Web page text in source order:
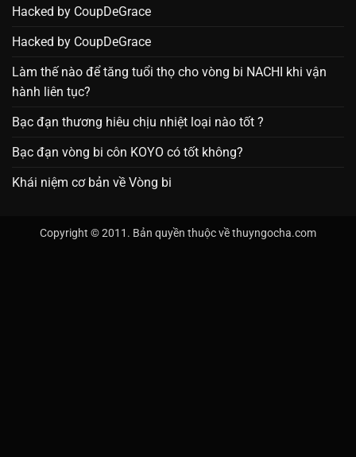
Hacked by CoupDeGrace
Hacked by CoupDeGrace
Làm thế nào để tăng tuổi thọ cho vòng bi NACHI khi vận
hành liên tục?
Bạc đạn thương hiêu chịu nhiệt loại nào tốt ?
Bạc đạn vòng bi côn KOYO có tốt không?
Khái niệm cơ bản về Vòng bi
Copyright © 2011. Bản quyền thuộc về thuyngocha.com